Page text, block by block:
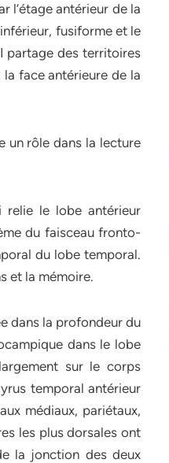
l’étage antérieur de la
fusiforme et le
partage des territoires
face antérieure de la
un rôle dans la lecture
relie le lobe antérieur
du faisceau fronto-
du lobe temporal.
et la mémoire.
dans la profondeur du
dans le lobe
sur le corps
temporal antérieur
médiaux, pariétaux,
les plus dorsales ont
la jonction des deux